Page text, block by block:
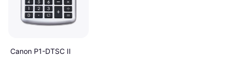
Canon P1-DTSC II